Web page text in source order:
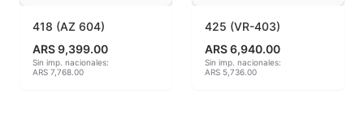
Materias primas
418 (AZ 604)
ARS 9,399.00
Sin imp. nacionales:
ARS 7,768.00
425 (VR-403)
ARS 6,940.00
Sin imp. nacionales:
ARS 5,736.00